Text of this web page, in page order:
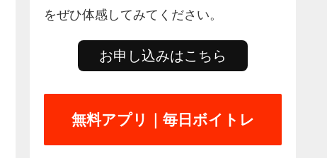
をぜひ体感してみてください。
お申し込みはこちら
無料アプリ｜毎日ボイトレ